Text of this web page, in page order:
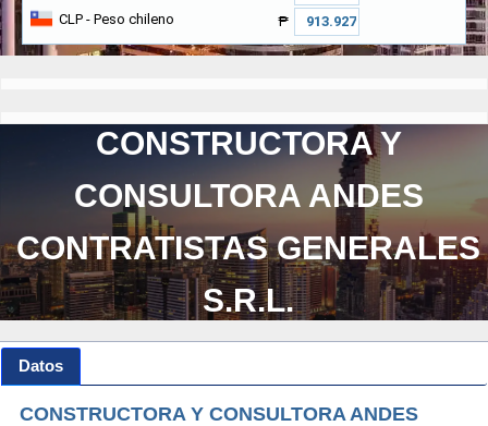
CLP - Peso chileno ₱
CONSTRUCTORA Y
CONSULTORA ANDES
CONTRATISTAS GENERALES
S.R.L.
Datos
CONSTRUCTORA Y CONSULTORA ANDES